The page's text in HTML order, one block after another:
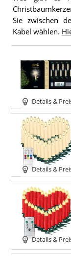
Sie zwischen
Kabel wählen.
Details &
Details &
Details &